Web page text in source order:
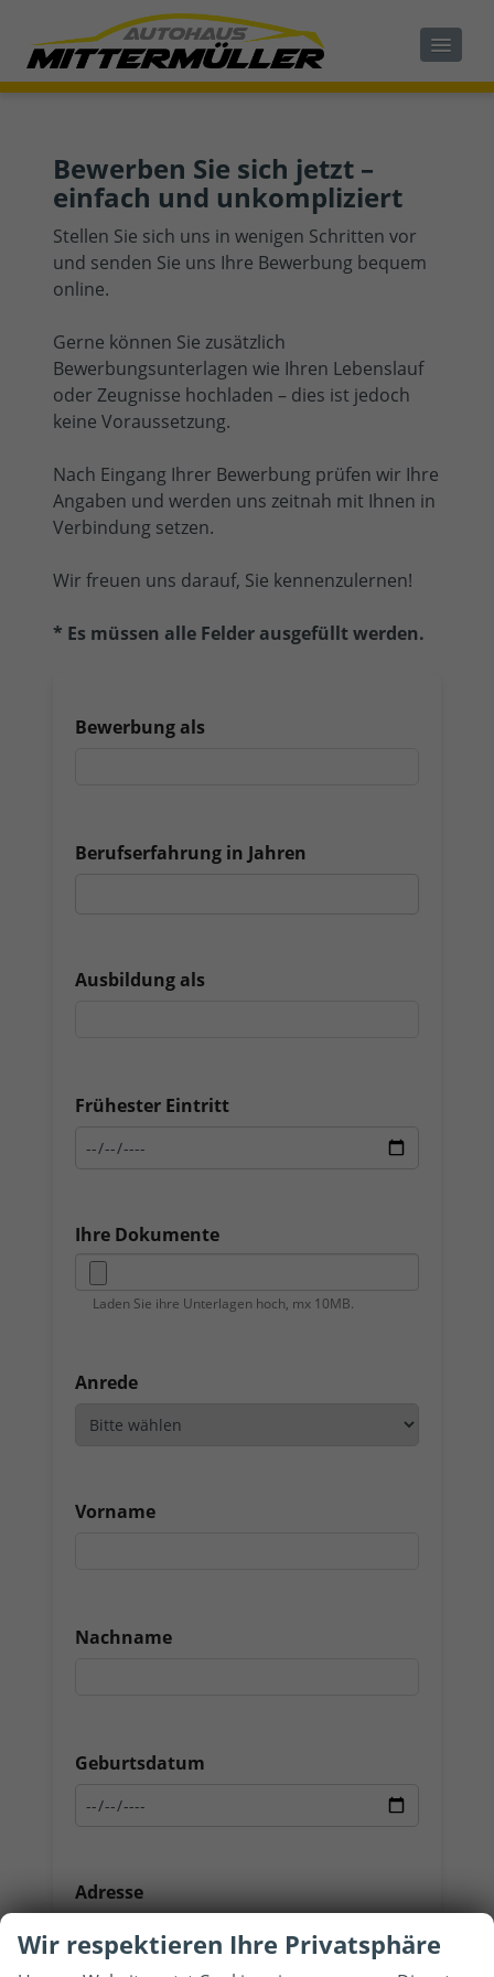
Bewerben Sie sich jetzt –
einfach und unkompliziert
Stellen Sie sich uns in wenigen Schritten vor
und senden Sie uns Ihre Bewerbung bequem
online.
Gerne können Sie zusätzlich
Bewerbungsunterlagen wie Ihren Lebenslauf
oder Zeugnisse hochladen – dies ist jedoch
keine Voraussetzung.
Nach Eingang Ihrer Bewerbung prüfen wir Ihre
Angaben und werden uns zeitnah mit Ihnen in
Verbindung setzen.
Wir freuen uns darauf, Sie kennenzulernen!
* Es müssen alle Felder ausgefüllt werden.
Bewerbung als
Berufserfahrung in Jahren
Ausbildung als
Frühester Eintritt
Ihre Dokumente
Laden Sie ihre Unterlagen hoch, mx 10MB.
Anrede
Vorname
Nachname
Geburtsdatum
Adresse
Wir respektieren Ihre Privatsphäre